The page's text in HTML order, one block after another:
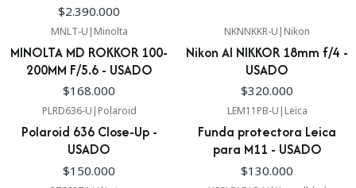
$2.390.000
MNLT-U | Minolta
MINOLTA MD ROKKOR 100-
200MM F/5.6 - USADO
$168.000
NKNNKKR-U | Nikon
Nikon AI NIKKOR 18mm f/4 -
USADO
$320.000
PLRD636-U | Polaroid
Polaroid 636 Close-Up -
USADO
$150.000
LEM11PB-U | Leica
Funda protectora Leica
para M11 - USADO
$130.000